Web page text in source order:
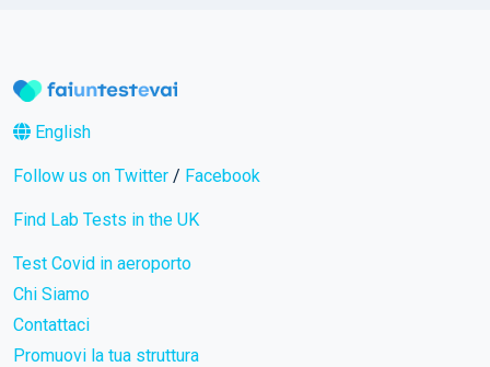
English
Follow us on Twitter / Facebook
Find Lab Tests in the UK
Test Covid in aeroporto
Chi Siamo
Contattaci
Promuovi la tua struttura